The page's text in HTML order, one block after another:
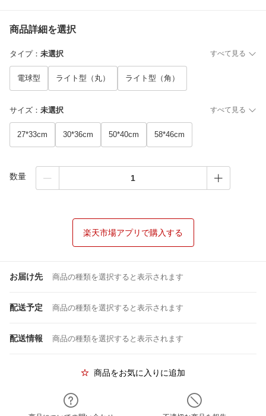
商品詳細を選択
タイプ： 未選択 すべて見る
電球型 ライト型（丸） ライト型（角）
サイズ ： 未選択 すべて見る
27*33cm 30*36cm 50*40cm 58*46cm
数量
楽天市場アプリで購入する
お届け先 商品の種類を選択すると表示されます
配送予定 商品の種類を選択すると表示されます
配送情報 商品の種類を選択すると表示されます
商品をお気に入りに追加